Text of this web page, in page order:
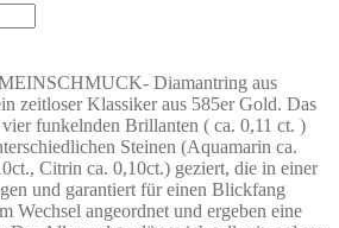
Diamantring aus
zeitloser Klassiker aus 585er Gold. Das
funkelnden Brillanten ( ca. 0,11 ct. )
Steinen (Aquamarin ca.
Citrin ca. 0,10ct.) geziert, die in einer
und garantiert für einen Blickfang
Wechsel angeordnet und ergeben eine